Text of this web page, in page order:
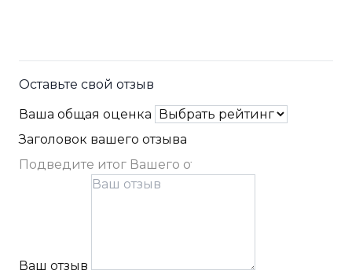
Оставьте свой отзыв
Ваша общая оценка
Заголовок вашего отзыва
Ваш отзыв